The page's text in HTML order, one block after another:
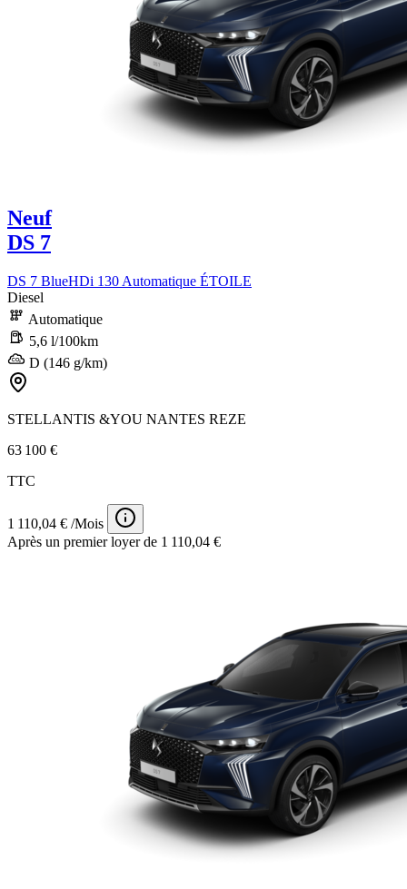
Neuf
DS 7
DS 7 BlueHDi 130 Automatique ÉTOILE
Diesel
Automatique
5,6 l/100km
D (146 g/km)
STELLANTIS &YOU NANTES REZE
63 100 €
TTC
1 110,04 € /Mois
Après un premier loyer de 1 110,04 €